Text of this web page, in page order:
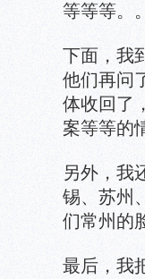
等等等。
下面，我
他们再问
体收回了
案等等的
另外，我
锡、苏州
们常州的
最后，我